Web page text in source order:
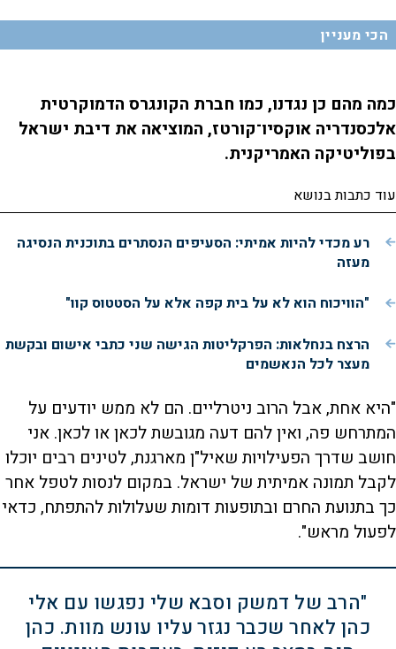
הכי מעניין
כמה מהם כן נגדנו, כמו חברת הקונגרס הדמוקרטית
אלכסנדריה אוקסיו־קורטז, המוציאה את דיבת ישראל
בפוליטיקה האמריקנית.
עוד כתבות בנושא
רע מכדי להיות אמיתי: הסעיפים הנסתרים בתוכנית הנסיגה
מעזה
"הוויכוח הוא לא על בית קפה אלא על הסטטוס קוו"
הרצח בנחלאות: הפרקליטות הגישה שני כתבי אישום ובקשת
מעצר לכל הנאשמים
"היא אחת, אבל הרוב ניטרליים. הם לא ממש יודעים על
המתרחש פה, ואין להם דעה מגובשת לכאן או לכאן. אני
חושב שדרך הפעילויות שאיל"ן מארגנת, לטינים רבים יוכלו
לקבל תמונה אמיתית של ישראל. במקום לנסות לטפל אחר
כך בתנועת החרם ובתופעות דומות שעלולות להתפתח, כדאי
לפעול מראש".
"הרב של דמשק וסבא שלי נפגשו עם אלי
כהן לאחר שכבר נגזר עליו עונש מוות. כהן